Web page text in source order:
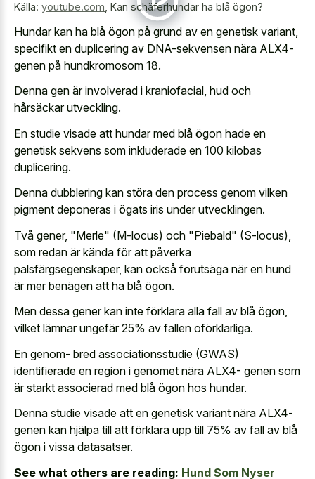
Källa: youtube.com Kan schäferhundar ha blå ögon?
Hundar kan ha blå ögon på grund av en genetisk variant,
specifikt en duplicering av DNA-sekvensen nära ALX4-
genen på hundkromosom 18.
Denna gen är involverad i kraniofacial, hud och
hårsäckar utveckling.
En studie visade att hundar med blå ögon hade en
genetisk sekvens som inkluderade en 100 kilobas
duplicering.
Denna dubblering kan störa den process genom vilken
pigment deponeras i ögats iris under utvecklingen.
Två gener, "Merle" (M-locus) och "Piebald" (S-locus),
som redan är kända för att påverka
pälsfärgsegenskaper, kan också förutsäga när en hund
är mer benägen att ha blå ögon.
Men dessa gener kan inte förklara alla fall av blå ögon,
vilket lämnar ungefär 25% av fallen oförklarliga.
En genom- bred associationsstudie (GWAS)
identifierade en region i genomet nära ALX4- genen som
är starkt associerad med blå ögon hos hundar.
Denna studie visade att en genetisk variant nära ALX4-
genen kan hjälpa till att förklara upp till 75% av fall av blå
ögon i vissa datasatser.
See what others are reading: Hund Som Nyser